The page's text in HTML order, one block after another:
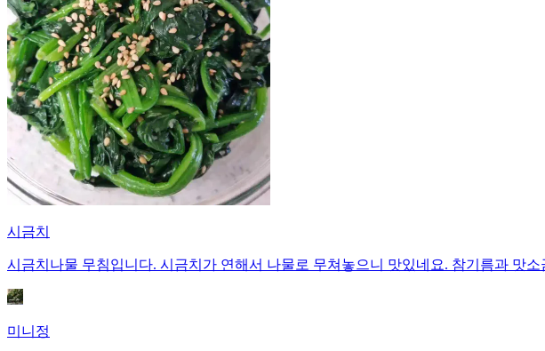
시금치
시금치나물 무침입니다. 시금치가 연해서 나물로 무쳐놓으니 맛있네요. 참기름과 맛
미니정